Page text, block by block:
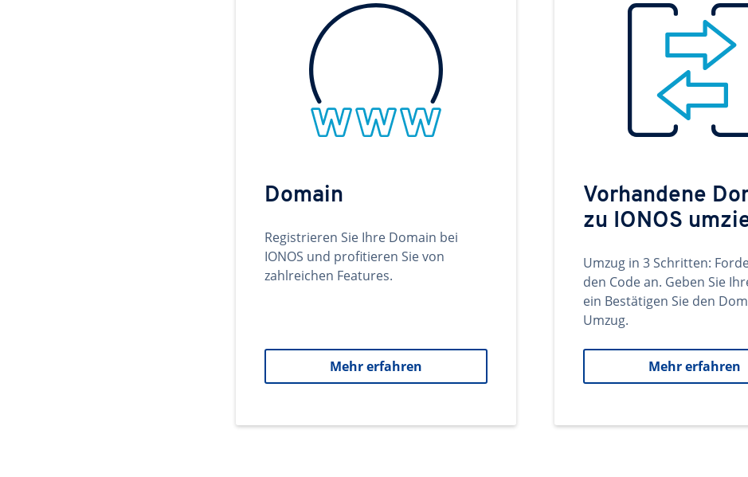
Domain
Registrieren Sie Ihre Domain bei
IONOS und profitieren Sie von
zahlreichen Features.
Mehr erfahren
Vorhandene
zu IONOS
Umzug in 3 Schritten:
den Code an. Geben Sie
ein Bestätigen Sie den
Umzug.
Mehr erfahren